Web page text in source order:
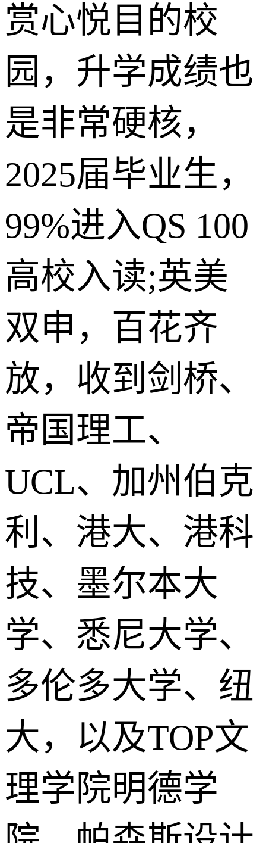
赏心悦目的校
园，升学成绩也
是非常硬核，
2025届毕业生，
99%进入QS 100
高校入读;英美
双申，百花齐
放，收到剑桥、
帝国理工、
UCL、加州伯克
利、港大、港科
技、墨尔本大
学、悉尼大学、
多伦多大学、纽
大，以及TOP文
理学院明德学